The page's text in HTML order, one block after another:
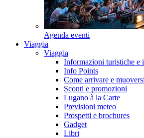
Agenda eventi
Viaggia
Viaggia
Informazioni turistiche e
Info Points
Come arrivare e muoversi
Sconti e promozioni
Lugano à la Carte
Previsioni meteo
Prospetti e brochures
Gadget
Libri